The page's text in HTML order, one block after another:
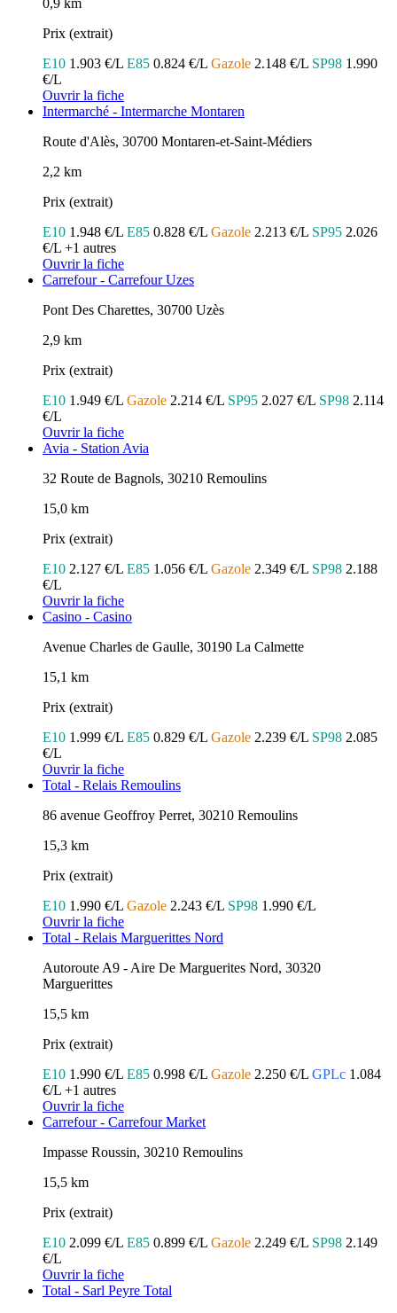
0,9 km
Prix (extrait)
E10 1.903 €/L E85 0.824 €/L Gazole 2.148 €/L SP98 1.990
€/L
Ouvrir la fiche
Intermarché - Intermarche Montaren
Route d'Alès, 30700 Montaren-et-Saint-Médiers
2,2 km
Prix (extrait)
E10 1.948 €/L E85 0.828 €/L Gazole 2.213 €/L SP95 2.026
€/L +1 autres
Ouvrir la fiche
Carrefour - Carrefour Uzes
Pont Des Charettes, 30700 Uzès
2,9 km
Prix (extrait)
E10 1.949 €/L Gazole 2.214 €/L SP95 2.027 €/L SP98 2.114
€/L
Ouvrir la fiche
Avia - Station Avia
32 Route de Bagnols, 30210 Remoulins
15,0 km
Prix (extrait)
E10 2.127 €/L E85 1.056 €/L Gazole 2.349 €/L SP98 2.188
€/L
Ouvrir la fiche
Casino - Casino
Avenue Charles de Gaulle, 30190 La Calmette
15,1 km
Prix (extrait)
E10 1.999 €/L E85 0.829 €/L Gazole 2.239 €/L SP98 2.085
€/L
Ouvrir la fiche
Total - Relais Remoulins
86 avenue Geoffroy Perret, 30210 Remoulins
15,3 km
Prix (extrait)
E10 1.990 €/L Gazole 2.243 €/L SP98 1.990 €/L
Ouvrir la fiche
Total - Relais Marguerittes Nord
Autoroute A9 - Aire De Marguerites Nord, 30320
Marguerittes
15,5 km
Prix (extrait)
E10 1.990 €/L E85 0.998 €/L Gazole 2.250 €/L GPLc 1.084
€/L +1 autres
Ouvrir la fiche
Carrefour - Carrefour Market
Impasse Roussin, 30210 Remoulins
15,5 km
Prix (extrait)
E10 2.099 €/L E85 0.899 €/L Gazole 2.249 €/L SP98 2.149
€/L
Ouvrir la fiche
Total - Sarl Peyre Total